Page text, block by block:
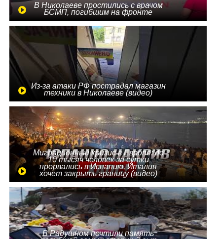
В Николаеве простились с врачом
БСМП, погибшим на фронте
Из-за атаки РФ пострадал магазин
техники в Николаеве (видео)
Миграционный кризис в Европе: до
10 тысяч человек за сутки
прорвались в Испанию, Италия
хочет закрыть границу (видео)
В Радушном почтили память